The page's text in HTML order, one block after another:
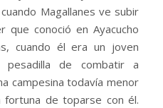
preseleccionadas para
a la Mejor Película
Magallanes ve subir
que conoció en Ayacucho